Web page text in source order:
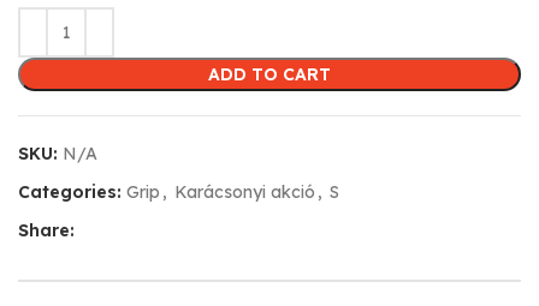
ADD TO CART
SKU: N/A
Categories: Grip , Karácsonyi akció , S
Share: